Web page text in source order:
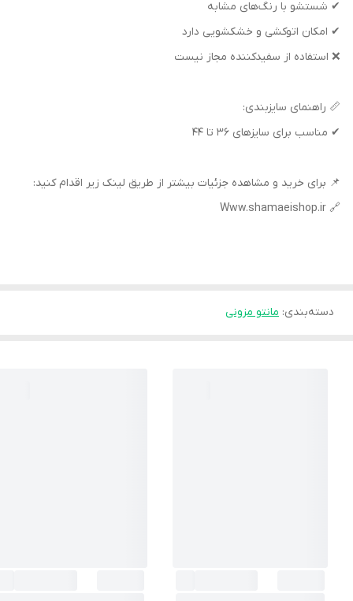
✔ شستشو با رنگ‌های مشابه
✔ امکان اتوکشی و خشکشویی دارد
❌ استفاده از سفیدکننده مجاز نیست
📏 راهنمای سایزبندی:
✔ مناسب برای سایزهای ۳۶ تا ۴۴
📌 برای خرید و مشاهده جزئیات بیشتر از طریق لینک زیر اقدام کنید:
🔗 Www.shamaeishop.ir
دسته‌بندی: مانتو مزونی